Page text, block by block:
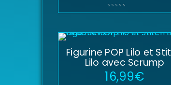
Figurine POP Lilo et
Lilo avec Scrump
16,99€